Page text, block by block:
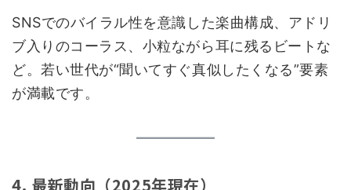
SNSでのバイラル性を意識した楽曲構成、アドリ
ブ入りのコーラス、小粒ながら耳に残るビートな
ど。若い世代が“聞いてすぐ真似したくなる”要素
が満載です。
4. 最新動向（2025年現在）